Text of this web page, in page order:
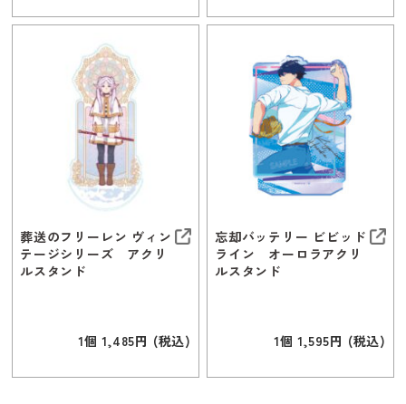
葬送のフリーレン ヴィン
テージシリーズ アクリ
ルスタンド
1個 1,485円 (税込)
忘却バッテリー ビビッド
ライン オーロラアクリ
ルスタンド
1個 1,595円 (税込)